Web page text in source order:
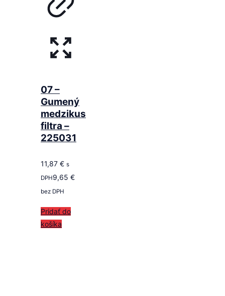
07 –
Gumený
medzikus
filtra –
225031
11,87 € s
DPH9,65 €
bez DPH
Pridať do
košíka